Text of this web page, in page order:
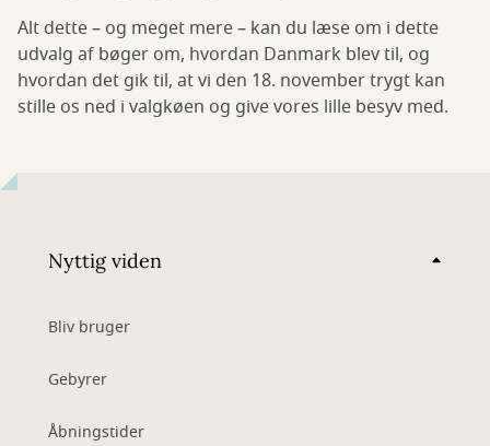
Alt dette – og meget mere – kan du læse om i dette
udvalg af bøger om, hvordan Danmark blev til, og
hvordan det gik til, at vi den 18. november trygt kan
stille os ned i valgkøen og give vores lille besyv med.
Nyttig viden
Bliv bruger
Gebyrer
Åbningstider